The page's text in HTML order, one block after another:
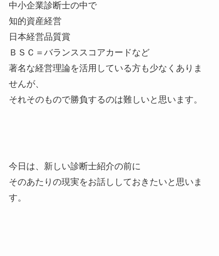
中小企業診断士の中で
知的資産経営
日本経営品質賞
ＢＳＣ＝バランススコアカードなど
著名な経営理論を活用している方も少なくありま
せんが、
それそのもので勝負するのは難しいと思います。
今日は、新しい診断士紹介の前に
そのあたりの現実をお話ししておきたいと思いま
す。